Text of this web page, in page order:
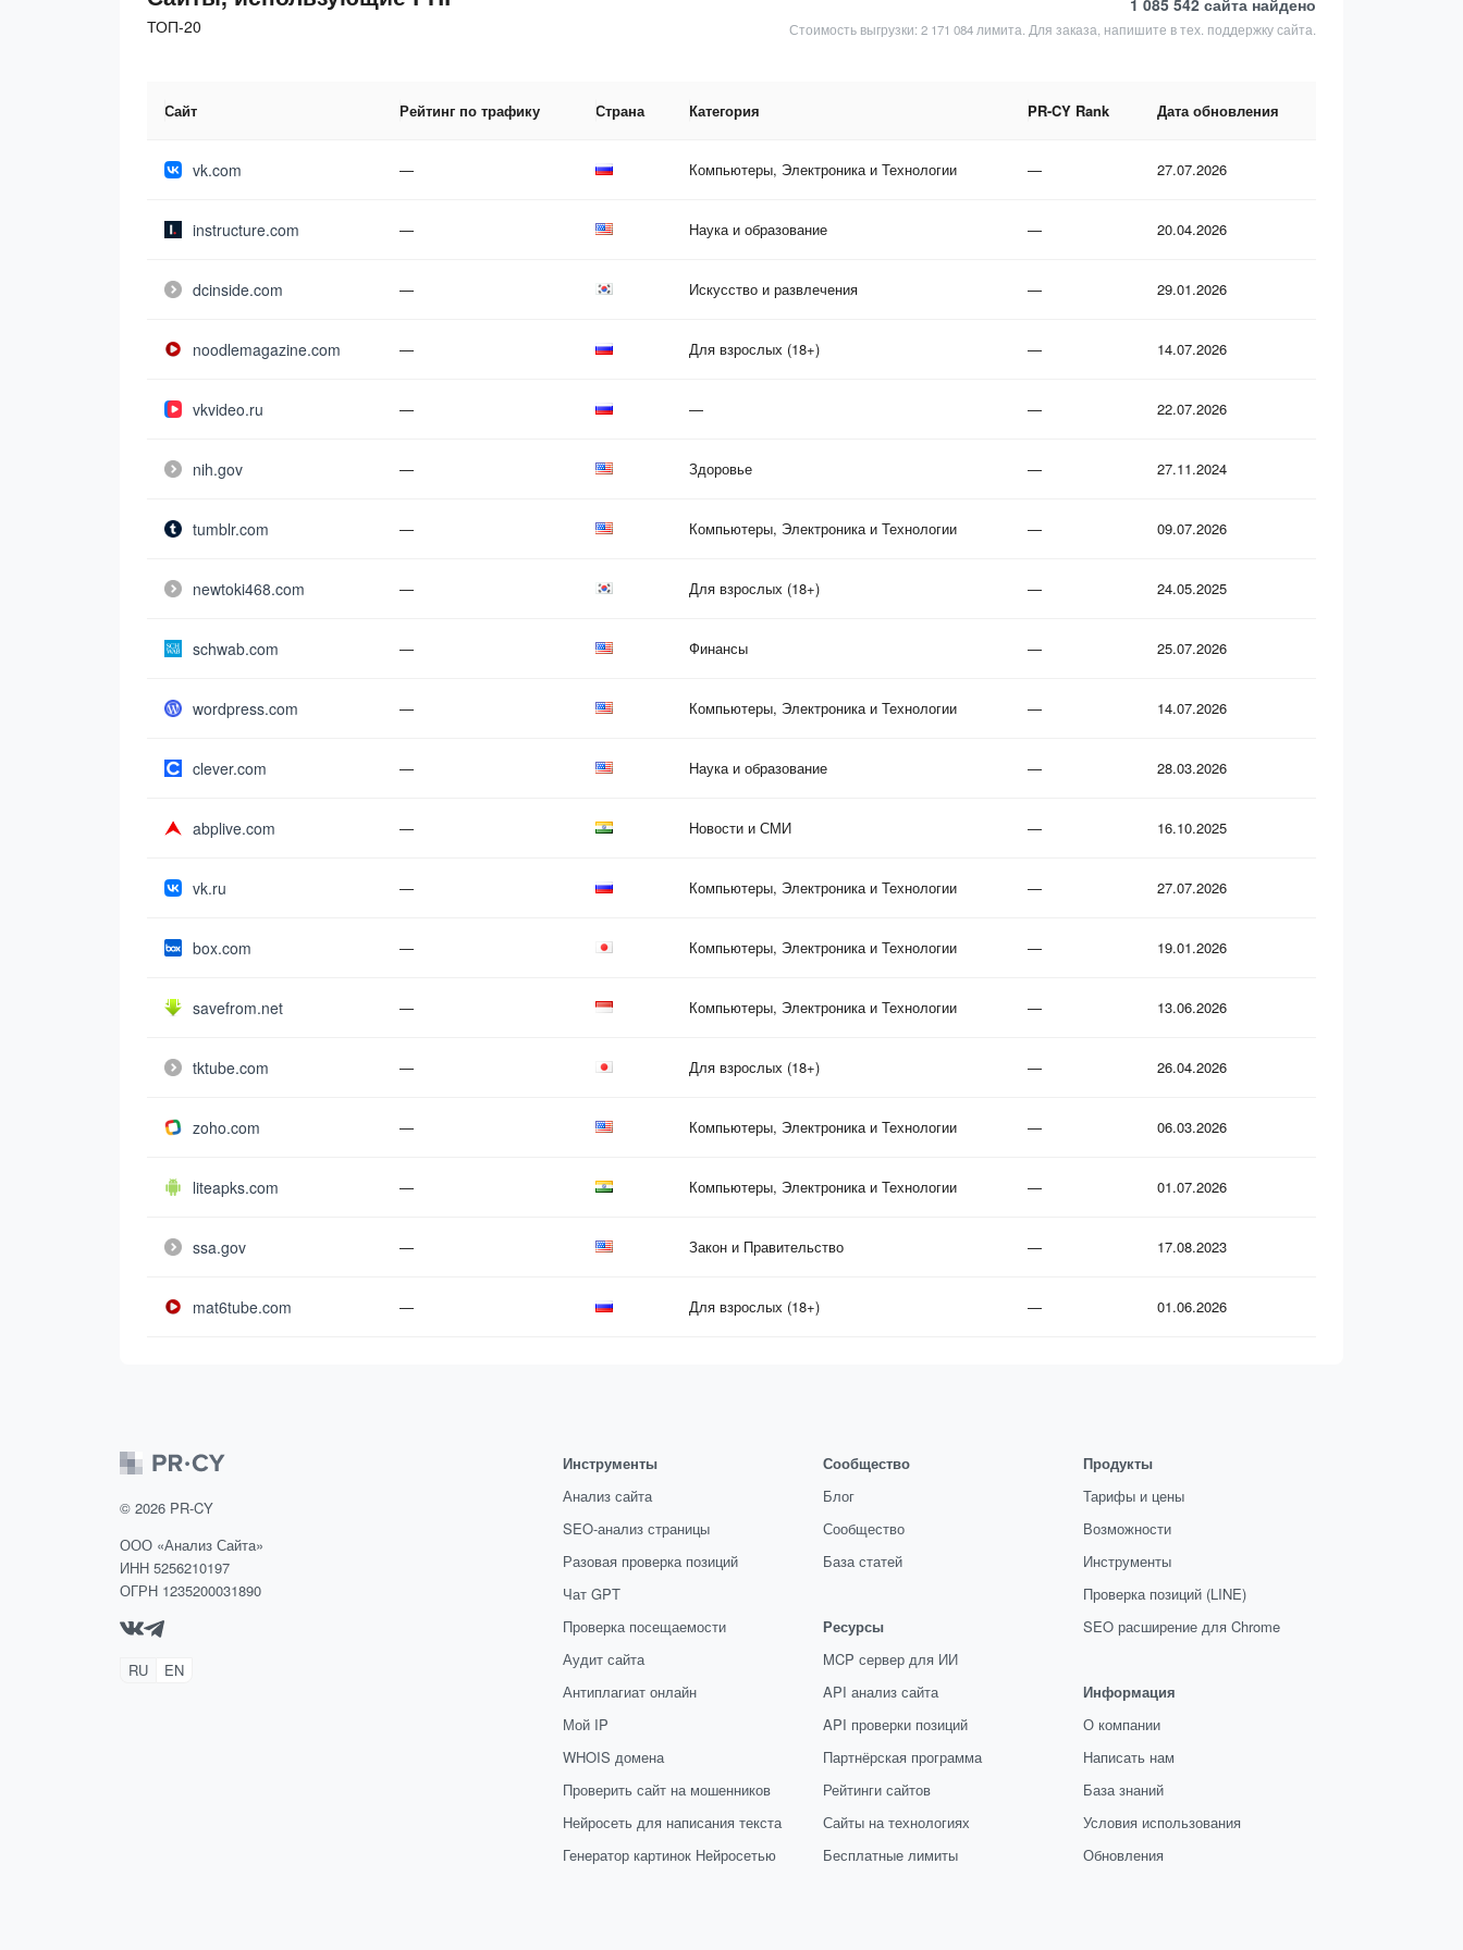
ТОП-20
1 085 542 сайта найдено
Стоимость выгрузки: 2 171 084 лимита. Для заказа, напишите в тех. поддержку сайта.
Сайт Рейтинг по трафику Страна Категория PR-CY Rank Дата обновления
vk.com — Компьютеры, Электроника и Технологии — 27.07.2026
instructure.com — Наука и образование — 20.04.2026
dcinside.com — Искусство и развлечения — 29.01.2026
noodlemagazine.com — Для взрослых (18+) — 14.07.2026
vkvideo.ru — — — 22.07.2026
nih.gov — Здоровье — 27.11.2024
tumblr.com — Компьютеры, Электроника и Технологии — 09.07.2026
newtoki468.com — Для взрослых (18+) — 24.05.2025
schwab.com — Финансы — 25.07.2026
wordpress.com — Компьютеры, Электроника и Технологии — 14.07.2026
clever.com — Наука и образование — 28.03.2026
abplive.com — Новости и СМИ — 16.10.2025
vk.ru — Компьютеры, Электроника и Технологии — 27.07.2026
box.com — Компьютеры, Электроника и Технологии — 19.01.2026
savefrom.net — Компьютеры, Электроника и Технологии — 13.06.2026
tktube.com — Для взрослых (18+) — 26.04.2026
zoho.com — Компьютеры, Электроника и Технологии — 06.03.2026
liteapks.com — Компьютеры, Электроника и Технологии — 01.07.2026
ssa.gov — Закон и Правительство — 17.08.2023
mat6tube.com — Для взрослых (18+) — 01.06.2026
© 2026 PR-CY
ООО «Анализ Сайта»
ИНН 5256210197
ОГРН 1235200031890
RU EN
Инструменты
Анализ сайта
SEO-анализ страницы
Разовая проверка позиций
Чат GPT
Проверка посещаемости
Аудит сайта
Антиплагиат онлайн
Мой IP
WHOIS домена
Проверить сайт на мошенников
Нейросеть для написания текста
Генератор картинок Нейросетью
Сообщество
Блог
Сообщество
База статей
Ресурсы
MCP сервер для ИИ
API анализ сайта
API проверки позиций
Партнёрская программа
Рейтинги сайтов
Сайты на технологиях
Бесплатные лимиты
Продукты
Тарифы и цены
Возможности
Инструменты
Проверка позиций (LINE)
SEO расширение для Chrome
Информация
О компании
Написать нам
База знаний
Условия использования
Обновления